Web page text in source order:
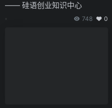
—— 硅语创业知识中心
748 0